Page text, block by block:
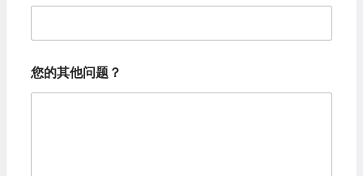
e
d
S
您
的
您的其他问题？